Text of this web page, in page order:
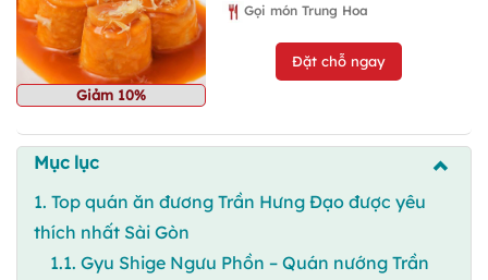
Giảm 10%
Gọi món Trung Hoa
Đặt chỗ ngay
Mục lục
1. Top quán ăn đương Trần Hưng Đạo được yêu
thích nhất Sài Gòn
1.1. Gyu Shige Ngưu Phồn – Quán nướng Trần